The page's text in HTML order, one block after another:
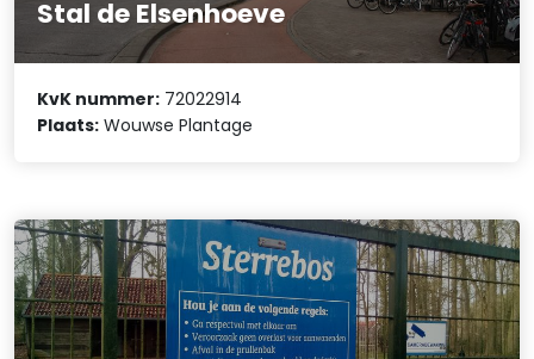
Stal de Elsenhoeve
KvK nummer: 72022914
Plaats: Wouwse Plantage